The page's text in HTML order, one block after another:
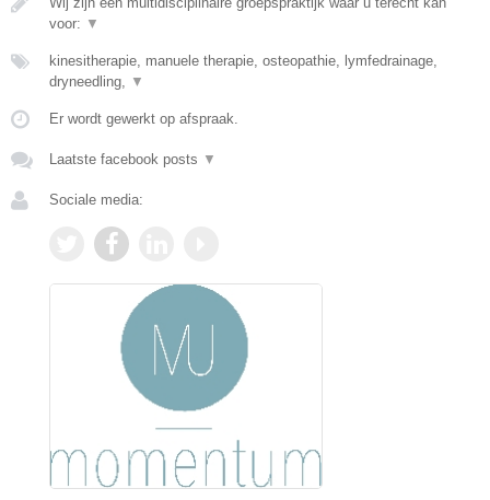
voor: ▼
kinesitherapie, manuele therapie, osteopathie, lymfedrainage,
dryneedling, ▼
Er wordt gewerkt op afspraak.
Laatste facebook posts ▼
Sociale media: